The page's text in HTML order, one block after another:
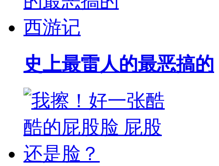
史上最雷人的最恶搞的